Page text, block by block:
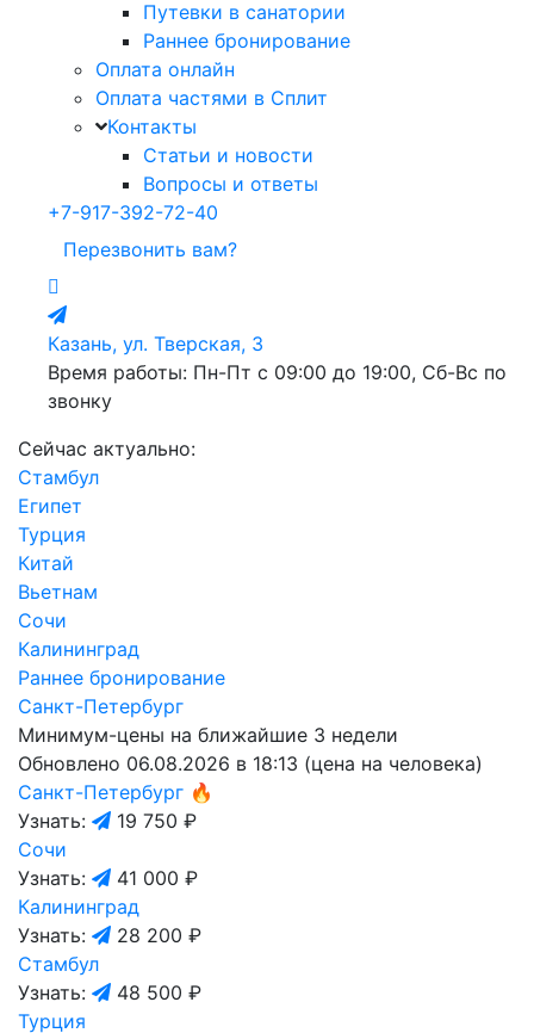
Путевки в санатории
Раннее бронирование
Оплата онлайн
Оплата частями в Сплит
Контакты
Статьи и новости
Вопросы и ответы
+7-917-392-72-40
Перезвонить вам?
Казань, ул. Тверская, 3
Время работы: Пн-Пт с 09:00 до 19:00, Сб-Вс по
звонку
Сейчас актуально:
Стамбул
Египет
Турция
Китай
Вьетнам
Сочи
Калининград
Раннее бронирование
Санкт-Петербург
Минимум-цены на ближайшие 3 недели
Обновлено 06.08.2026 в 18:13 (цена на человека)
Санкт-Петербург 🔥
Узнать:
19 750 ₽
Сочи
Узнать:
41 000 ₽
Калининград
Узнать:
28 200 ₽
Стамбул
Узнать:
48 500 ₽
Турция